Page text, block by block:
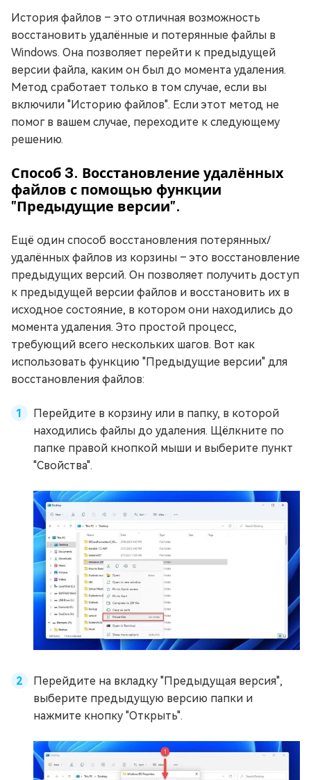
История файлов – это отличная возможность
восстановить удалённые и потерянные файлы в
Windows. Она позволяет перейти к предыдущей
версии файла, каким он был до момента удаления.
Метод сработает только в том случае, если вы
включили "Историю файлов". Если этот метод не
помог в вашем случае, переходите к следующему
решению.
Способ 3. Восстановление удалённых
файлов с помощью функции
"Предыдущие версии".
Ещё один способ восстановления потерянных/
удалённых файлов из корзины – это восстановление
предыдущих версий. Он позволяет получить доступ
к предыдущей версии файлов и восстановить их в
исходное состояние, в котором они находились до
момента удаления. Это простой процесс,
требующий всего нескольких шагов. Вот как
использовать функцию "Предыдущие версии" для
восстановления файлов:
Перейдите в корзину или в папку, в которой
находились файлы до удаления. Щёлкните по
папке правой кнопкой мыши и выберите пункт
"Свойства".
Перейдите на вкладку "Предыдущая версия",
выберите предыдущую версию папки и
нажмите кнопку "Открыть".